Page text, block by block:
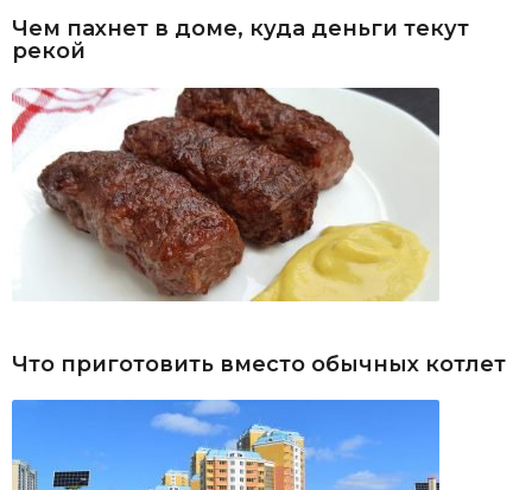
Чем пахнет в доме, куда деньги текут
рекой
Что приготовить вместо обычных котлет